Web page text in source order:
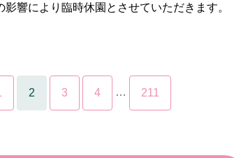
響により臨時休園とさせていただきます。
2 3 4 … 211